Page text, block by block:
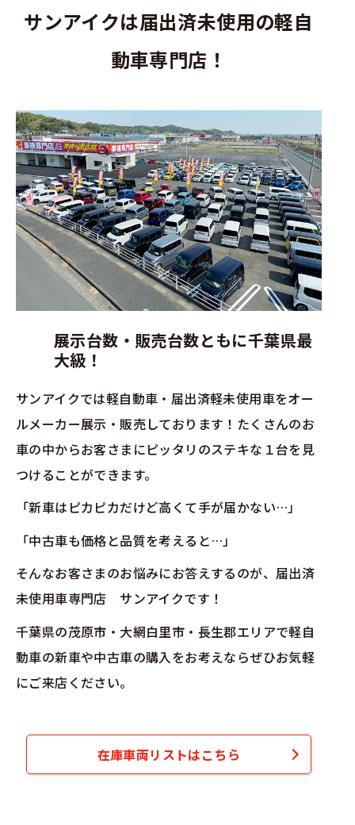
サンアイクは届出済未使用の軽自
動車専門店！
展示台数・販売台数ともに千葉県最
大級！
サンアイクでは軽自動車・届出済軽未使用車をオー
ルメーカー展示・販売しております！たくさんのお
車の中からお客さまにピッタリのステキな１台を見
つけることができます。
「新車はピカピカだけど高くて手が届かない…」
「中古車も価格と品質を考えると…」
そんなお客さまのお悩みにお答えするのが、届出済
未使用車専門店 サンアイクです！
千葉県の茂原市・大網白里市・長生郡エリアで軽自
動車の新車や中古車の購入をお考えならぜひお気軽
にご来店ください。
在庫車両リストはこちら